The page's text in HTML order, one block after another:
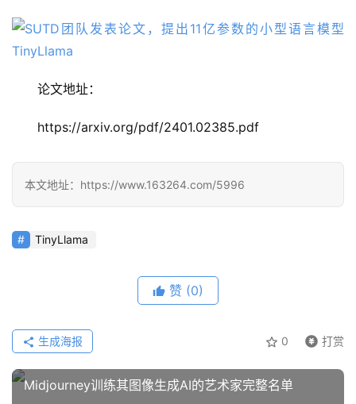
好
文
模
型
登录
论文地址：
https://arxiv.org/pdf/2401.02385.pdf
本文地址：https://www.163264.com/5996
TinyLlama
赞 (0)
0 打赏
生成海报
Midjourney训练其图像生成AI的艺术家完整名单